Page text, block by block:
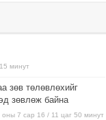
минут
зөв төлөвлөхийг
зөвлөж байна
оны 7 сар 16 / 11 цаг 50 минут